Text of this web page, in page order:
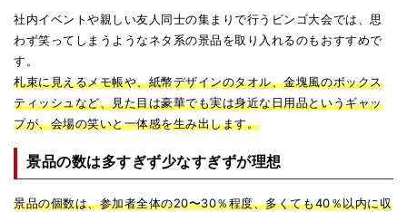
社内イベントや親しい友人同士の集まりで行うビンゴ大会では、思
わず笑ってしまうようなネタ系の景品を取り入れるのもおすすめで
す。
札束に見えるメモ帳や、紙幣デザインのタオル、金塊風のボックス
ティッシュなど、見た目は豪華でも実は身近な日用品というギャッ
プが、会場の笑いと一体感を生み出します。
景品の数は多すぎず少なすぎずが理想
景品の個数は、参加者全体の20〜30％程度、多くても40％以内に収